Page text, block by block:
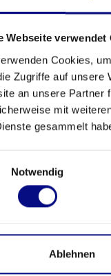
Webseite verwendet
Cookies,
Zugriffe auf unsere
an unsere Partner
mit
gesammelt
Notwendig
Ablehnen